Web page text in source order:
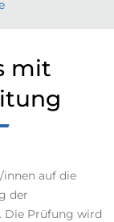
mit
innen auf die
der
Die Prüfung wird